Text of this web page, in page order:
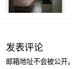
发表评论
邮箱地址不会被公开。